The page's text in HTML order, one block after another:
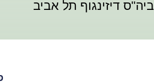
ביה"ס דיזינגוף תל אביב